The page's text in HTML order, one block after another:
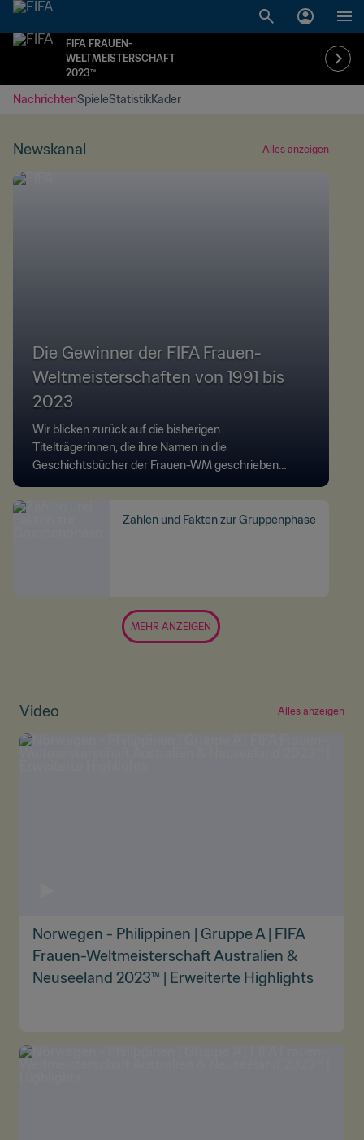
FIFA FRAUEN-
WELTMEISTERSCHAFT
2023™
NachrichtenSpieleStatistikKader
Newskanal Alles anzeigen
Die Gewinner der FIFA Frauen-
Weltmeisterschaften von 1991 bis
2023
Wir blicken zurück auf die bisherigen
Titelträgerinnen, die ihre Namen in die
Geschichtsbücher der Frauen-WM geschrieben
Zahlen und Fakten zur Gruppenphase
MEHR ANZEIGEN
Video Alles anzeigen
Norwegen - Philippinen | Gruppe A | FIFA
Frauen-Weltmeisterschaft Australien &
Neuseeland 2023™ | Erweiterte Highlights